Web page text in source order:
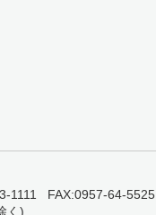
1111 FAX:0957-64-5525
く)